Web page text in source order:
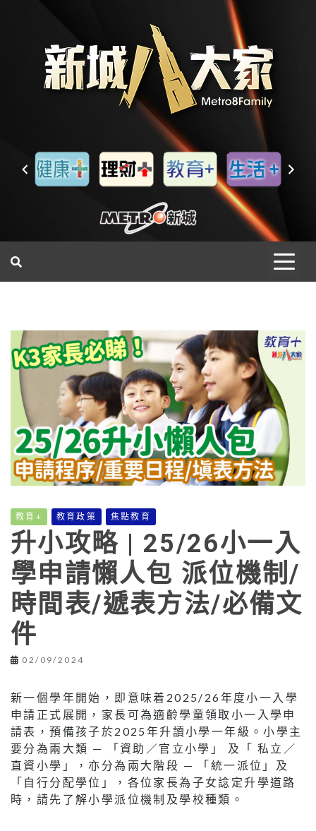
教育+ 教育政策 焦點教育
升小攻略 | 25/26小一入
學申請懶人包 派位機制/
時間表/遞表方法/必備文
件
02/09/2024
新一個學年開始，即意味着2025/26年度小一入學
申請正式展開，家長可為適齡學童領取小一入學申
請表，預備孩子於2025年升讀小學一年級。小學主
要分為兩大類 — 「資助／官立小學」 及「 私立／
直資小學」，亦分為兩大階段 — 「統一派位」及
「自行分配學位」，各位家長為子女諗定升學道路
時，請先了解小學派位機制及學校種類。